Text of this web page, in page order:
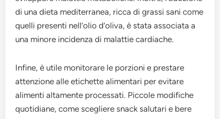
di una dieta mediterranea, ricca di grassi sani come
quelli presenti nell’olio d’oliva, è stata associata a
una minore incidenza di malattie cardiache.
Infine, è utile monitorare le porzioni e prestare
attenzione alle etichette alimentari per evitare
alimenti altamente processati. Piccole modifiche
quotidiane, come scegliere snack salutari e bere